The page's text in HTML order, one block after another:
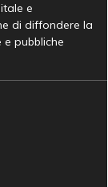
e
di diffondere la
pubbliche